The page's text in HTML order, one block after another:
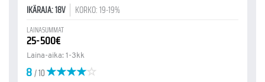
IKÄRAJA: 18V KORKO: 19-19%
LAINASUMMAT
25-500€
Laina-aika: 1-3kk
8/ 10